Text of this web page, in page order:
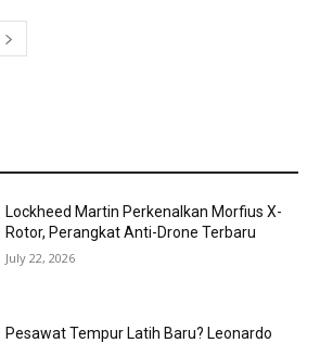
Lockheed Martin Perkenalkan Morfius X-
Rotor, Perangkat Anti-Drone Terbaru
July 22, 2026
Pesawat Tempur Latih Baru? Leonardo